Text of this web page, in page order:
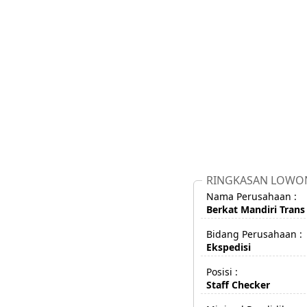
RINGKASAN
Nama Perusahaan :
Berkat Mandiri Trans
Bidang Perusahaan :
Ekspedisi
Posisi :
Staff Checker